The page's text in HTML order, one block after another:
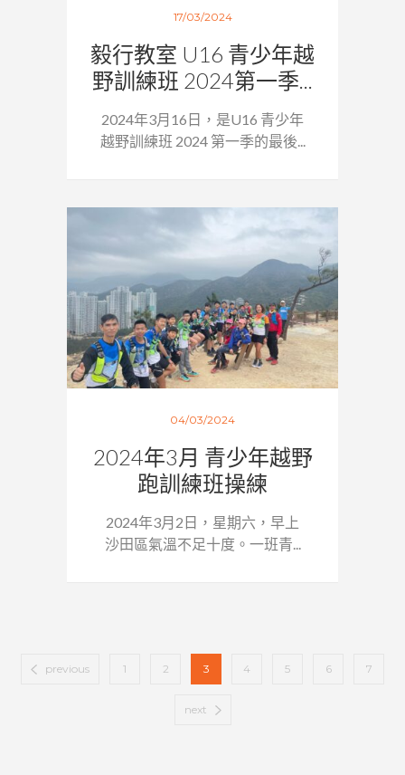
17/03/2024
毅行教室 U16 青少年越
野訓練班 2024第一季...
2024年3月16日，是U16 青少年
越野訓練班 2024 第一季的最後...
04/03/2024
2024年3月 青少年越野
跑訓練班操練
2024年3月2日，星期六，早上
沙田區氣溫不足十度。一班青...
previous 1 2 3 4 5 6 7
next